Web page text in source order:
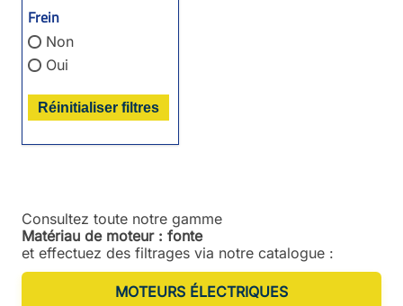
Frein
Non
Oui
Réinitialiser filtres
Consultez toute notre gamme
Matériau de moteur : fonte
et effectuez des filtrages via notre catalogue :
MOTEURS ÉLECTRIQUES